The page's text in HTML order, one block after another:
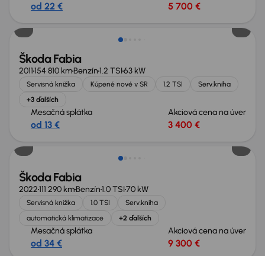
od 22 € 5 700 €
Škoda Fabia
2011154 810 kmBenzín1.2 TSI63 kW
Servisná knižka Kúpené nové v SR 1.2 TSI
Serv.kniha
+3 ďalších
Mesačná splátka
od 13 €
Akciová cena na úver
3 400 €
Zlacnené o 500 €
Škoda Fabia
2022111 290 kmBenzín1.0 TSI70 kW
Servisná knižka 1.0 TSI
Serv.kniha
automatická klimatizace
+2 ďalších
Mesačná splátka
od 34 €
Akciová cena na úver
9 300 €
Zlacnené o 500 €